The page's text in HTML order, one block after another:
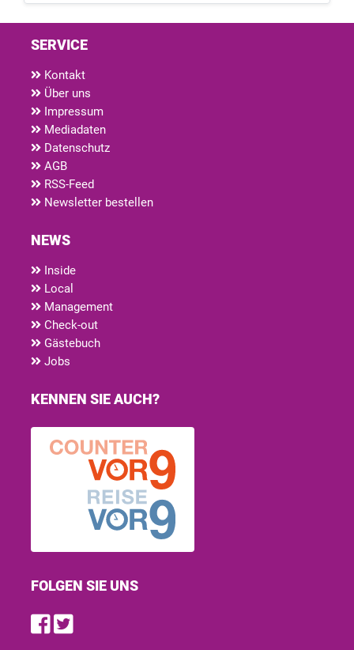
SERVICE
Kontakt
Über uns
Impressum
Mediadaten
Datenschutz
AGB
RSS-Feed
Newsletter bestellen
NEWS
Inside
Local
Management
Check-out
Gästebuch
Jobs
KENNEN SIE AUCH?
FOLGEN SIE UNS
Find us on Facebook
Follow us on Twitter